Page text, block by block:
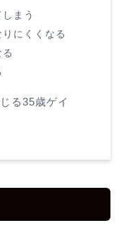
まう
にくくなる
る35歳ゲイ